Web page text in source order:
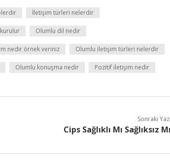
İletişim türleri nelerdir
Olumlu dil nedir
nedir örnek veriniz Olumlu iletişim türleri nelerdir
Olumlu konuşma nedir Pozitif iletişim nedir
Sonraki
Cips Sağlıklı Mı Sağlıksız